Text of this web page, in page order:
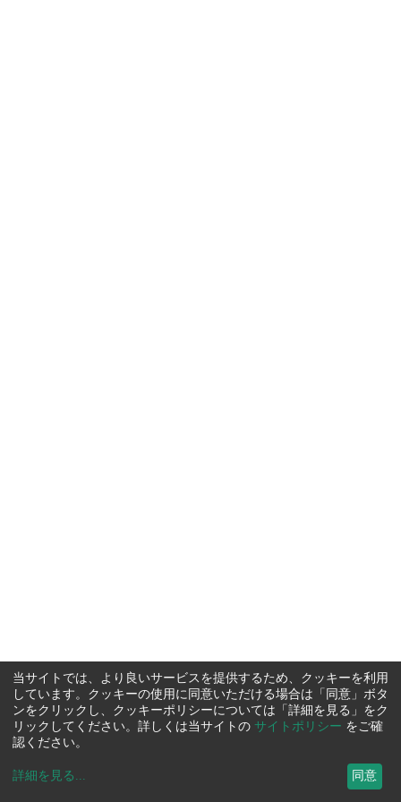
当サイトでは、より良いサービスを提供するため、クッキーを利用
しています。クッキーの使用に同意いただける場合は「同意」ボタ
ンをクリックし、クッキーポリシーについては「詳細を見る」をク
リックしてください。詳しくは当サイトの サイトポリシー をご確
認ください。
詳細を見る ... 同意